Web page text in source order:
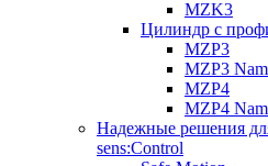
MZK3
Цилиндр с
MZP3
MZP3
MZP4
MZP4
Надежные решения
sens:Control